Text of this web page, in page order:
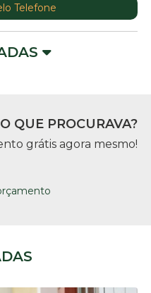
Telefone
QUE PROCURAVA?
grátis agora mesmo!